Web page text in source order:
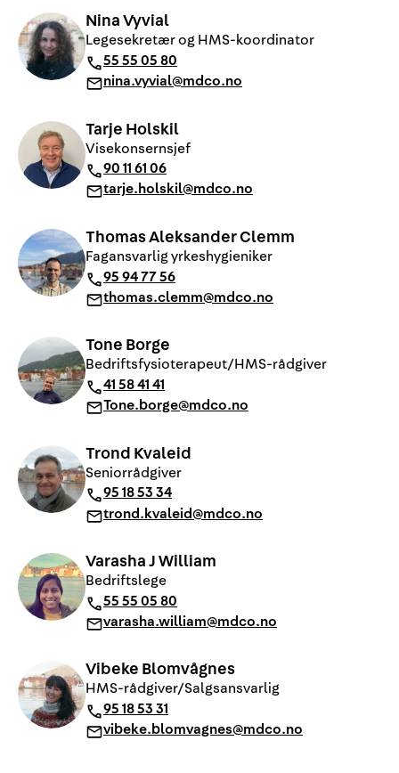
Nina Vyvial
Legesekretær og HMS-koordinator
55 55 05 80
nina.vyvial@mdco.no
Tarje Holskil
Visekonsernsjef
90 11 61 06
tarje.holskil@mdco.no
Thomas Aleksander Clemm
Fagansvarlig yrkeshygieniker
95 94 77 56
thomas.clemm@mdco.no
Tone Borge
Bedriftsfysioterapeut/HMS-rådgiver
41 58 41 41
Tone.borge@mdco.no
Trond Kvaleid
Seniorrådgiver
95 18 53 34
trond.kvaleid@mdco.no
Varasha J William
Bedriftslege
55 55 05 80
varasha.william@mdco.no
Vibeke Blomvågnes
HMS-rådgiver/Salgsansvarlig
95 18 53 31
vibeke.blomvagnes@mdco.no